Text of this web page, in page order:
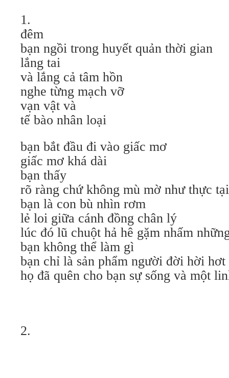
1.
đêm
bạn ngồi trong huyết quản thời gian
lắng tai
và lắng cả tâm hồn
nghe từng mạch vỡ
vạn vật và
tế bào nhân loại
bạn bắt đầu đi vào giấc mơ
giấc mơ khá dài
bạn thấy
rõ ràng chứ không mù mờ như thực tại
bạn là con bù nhìn rơm
lẻ loi giữa cánh đồng chân lý
lúc đó lũ chuột hả hê gặm nhấm
bạn không thể làm gì
bạn chỉ là sản phẩm người đời hời hơt
họ đã quên cho bạn sự sống và một
2.